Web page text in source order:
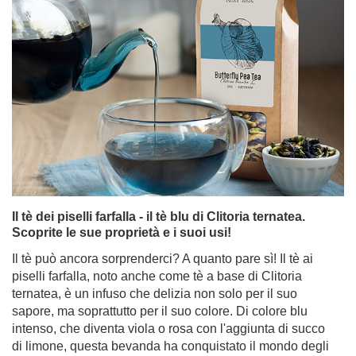
Il tè dei piselli farfalla - il tè blu di Clitoria ternatea.
Scoprite le sue proprietà e i suoi usi!
Il tè può ancora sorprenderci? A quanto pare sì! Il tè ai
piselli farfalla, noto anche come tè a base di Clitoria
ternatea, è un infuso che delizia non solo per il suo
sapore, ma soprattutto per il suo colore. Di colore blu
intenso, che diventa viola o rosa con l'aggiunta di succo
di limone, questa bevanda ha conquistato il mondo degli